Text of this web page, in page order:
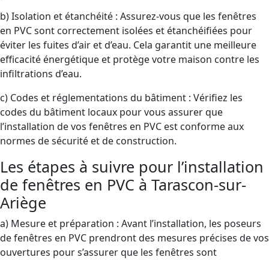
b) Isolation et étanchéité : Assurez-vous que les fenêtres
en PVC sont correctement isolées et étanchéifiées pour
éviter les fuites d’air et d’eau. Cela garantit une meilleure
efficacité énergétique et protège votre maison contre les
infiltrations d’eau.
c) Codes et réglementations du bâtiment : Vérifiez les
codes du bâtiment locaux pour vous assurer que
l’installation de vos fenêtres en PVC est conforme aux
normes de sécurité et de construction.
Les étapes à suivre pour l’installation
de fenêtres en PVC à Tarascon-sur-
Ariège
a) Mesure et préparation : Avant l’installation, les poseurs
de fenêtres en PVC prendront des mesures précises de vos
ouvertures pour s’assurer que les fenêtres sont